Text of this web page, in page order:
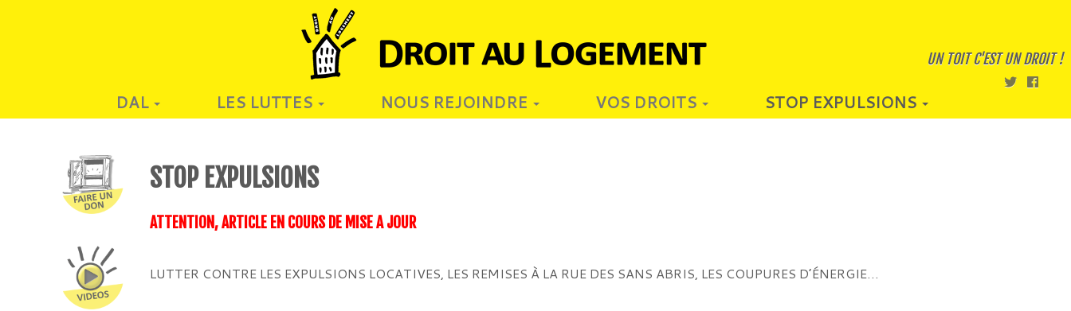
UN TOIT C'EST UN DROIT !
DAL LES LUTTES NOUS REJOINDRE VOS DROITS STOP EXPULSIONS
STOP EXPULSIONS
ATTENTION, ARTICLE EN COURS DE MISE A JOUR
LUTTER CONTRE LES EXPULSIONS LOCATIVES, LES REMISES À LA RUE DES SANS ABRIS, LES COUPURES D’ÉNERGIE…